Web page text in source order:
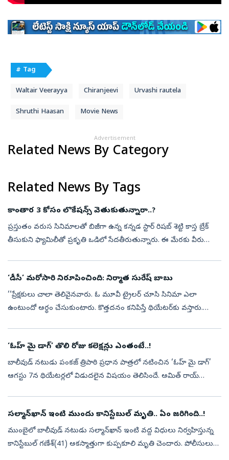
# Tag
Waltair Veerayya Chiranjeevi Urvashi rautela
Shruthi Haasan Movie News
Advertisement
Related News By Category
Related News By Tags
కాంతార 3 కోసం లొకేషన్స్‌ వెతుకుతున్నారా..?
ప్రస్తుతం వరుస సినిమాలతో బిజీగా ఉన్న కన్నడ స్టార్‌ రిషబ్ శెట్టి కాస్త బ్రేక్‌
తీసుకుని ఫ్యామిలీతో ప్రకృతి ఒడిలో సేదతీరుతున్నారు. ఈ మేరకు వీరు
‘డీసీ’ మరోసారి నిరూపించింది: నిర్మాత సురేష్‌ బాబు
‘‘ప్రేక్షకులు చాలా తెలివైనవారు. ఓ మూవీ ట్రైలర్‌ చూసి సినిమా ఎలా
ఉంటుందో అర్థం చేసుకుంటారు. కొత్తదనం కనిపిస్తే థియేటర్‌కు వస్తారు.
‘ఓహ్‌ మై డాగ్‌’ తొలి రోజు కలెక్షన్లు ఎంతంటే..!
బాలీవుడ్‌ నటుడు పంకజ్‌ త్రిపాఠి ప్రధాన పాత్రలో నటించిన ‘ఓహ్‌ మై డాగ్‌’
ఆగస్టు 7న థియేటర్లలో విడుదలైన విషయం తెలిసిందే. అమిత్‌ రాయ్‌
సల్మాన్‌ఖాన్‌ ఇంటి ముందు కానిస్టేబుల్‌ మృతి.. ఏం జరిగింది..!
ముంబైలో బాలీవుడ్‌ నటుడు సల్మాన్‌ఖాన్‌ ఇంటి వద్ద విధులు నిర్వహిస్తున్న
కానిస్టేబుల్‌ గణేశ్‌(41) అకస్మాత్తుగా కుప్పకూలి మృతి చెందారు. పోలీసులు